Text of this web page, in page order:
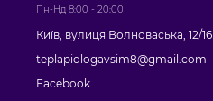
Пн-Нд 8:00 - 20:00
Київ, вулиця Волноваська, 12/16
teplapidlogavsim8@gmail.com
Facebook